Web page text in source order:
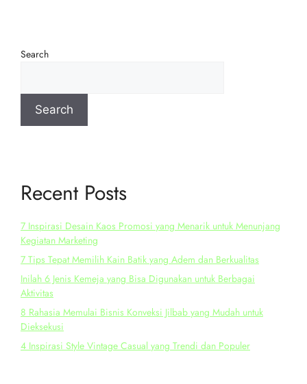
Search
Search
Recent Posts
7 Inspirasi Desain Kaos Promosi yang Menarik untuk Menunjang
Kegiatan Marketing
7 Tips Tepat Memilih Kain Batik yang Adem dan Berkualitas
Inilah 6 Jenis Kemeja yang Bisa Digunakan untuk Berbagai
Aktivitas
8 Rahasia Memulai Bisnis Konveksi Jilbab yang Mudah untuk
Dieksekusi
4 Inspirasi Style Vintage Casual yang Trendi dan Populer